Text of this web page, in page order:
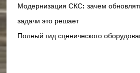
Модернизация СКС: зачем
задачи это решает
Полный гид сценического